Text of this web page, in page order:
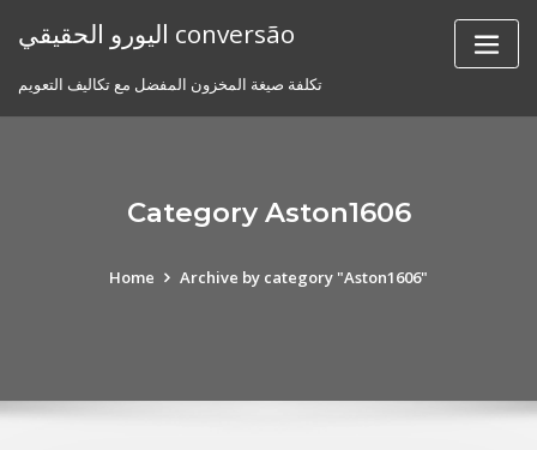
اليورو الحقيقي conversão
تكلفة صيغة المخزون المفضل مع تكاليف التعويم
Category Aston1606
Home Archive by category "Aston1606"